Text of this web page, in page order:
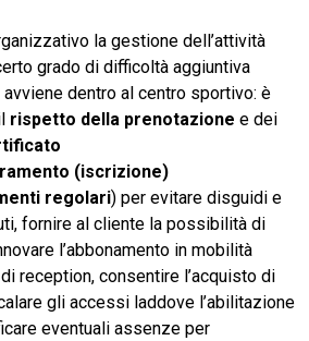
la gestione dell’attività
grado di difficoltà aggiuntiva
dentro al centro sportivo: è
rispetto della prenotazione e dei
(iscrizione)
regolari) per evitare disguidi e
fornire al cliente la possibilità di
l’abbonamento in mobilità
reception, consentire l’acquisto di
gli accessi laddove l’abilitazione
eventuali assenze per